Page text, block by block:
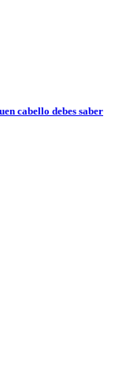
cabello debes saber